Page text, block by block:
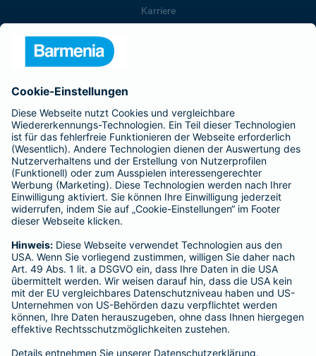
Karriere
Barmenia ist Teil der BarmeniaGothaer
BELIEBTE SEITEN
Kranken-Zusatzversicherung
Tierversicherungen
Haftpflichtversicherung
Hausratversicherung
Adresse ändern
Schaden melden
Kilometerstandsmeldung
Serviceübersicht